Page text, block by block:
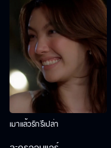
เมาแล้วรักรึเปล่า